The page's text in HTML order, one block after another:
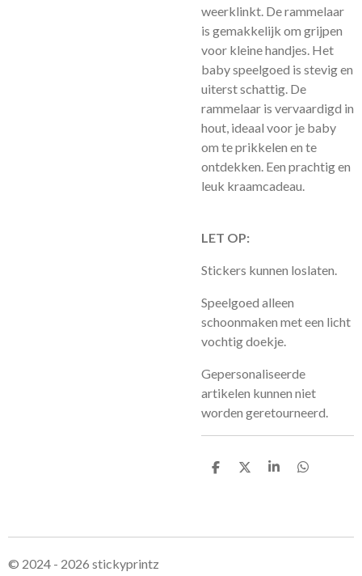
weerklinkt. De rammelaar
is gemakkelijk om grijpen
voor kleine handjes. Het
baby speelgoed is stevig en
uiterst schattig. De
rammelaar is vervaardigd in
hout, ideaal voor je baby
om te prikkelen en te
ontdekken. Een prachtig en
leuk kraamcadeau.
LET OP:
Stickers kunnen loslaten.
Speelgoed alleen
schoonmaken met een licht
vochtig doekje.
Gepersonaliseerde
artikelen kunnen niet
worden geretourneerd.
D
D
S
D
© 2024 - 2026 stickyprintz